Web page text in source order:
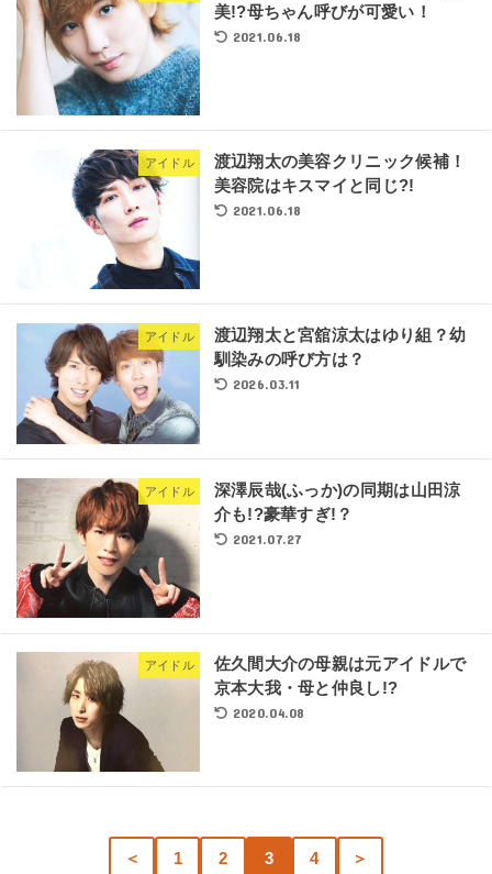
美!?母ちゃん呼びが可愛い！
2021.06.18
アイドル
渡辺翔太の美容クリニック候補！
美容院はキスマイと同じ?!
2021.06.18
アイドル
渡辺翔太と宮舘涼太はゆり組？幼
馴染みの呼び方は？
2026.03.11
アイドル
深澤辰哉(ふっか)の同期は山田涼
介も!?豪華すぎ!？
2021.07.27
アイドル
佐久間大介の母親は元アイドルで
京本大我・母と仲良し!?
2020.04.08
＜ 1 2 3 4 ＞